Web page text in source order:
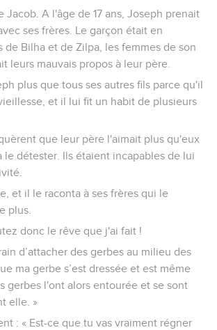
Jacob. A l'âge de 17 ans, Joseph prenait
ses frères. Le garçon était en
de Bilha et de Zilpa, les femmes de son
leurs mauvais propos à leur père.
plus que tous ses autres fils parce qu'il
et il lui fit un habit de plusieurs
que leur père l'aimait plus qu'eux
le détester. Ils étaient incapables de lui
et il le raconta à ses frères qui le
plus.
donc le rêve que j'ai fait !
d’attacher des gerbes au milieu des
ma gerbe s’est dressée et est même
gerbes l'ont alors entourée et se sont
elle. »
: « Est-ce que tu vas vraiment régner